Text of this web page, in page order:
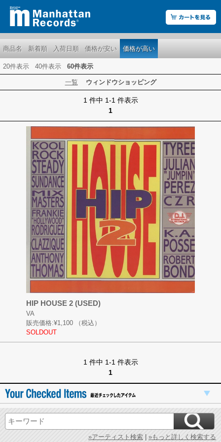
商品名 新着順 入荷日順 価格が安い 価格が高い
20件表示 40件表示 60件表示
一覧 ウィンドウショッピング
1 件中 1-1 件表示
1
HIP HOUSE 2 (USED)
VA
販売価格:¥1,100
（税込）
SOLDOUT
1 件中 1-1 件表示
1
»アーティスト検索 | »もっと詳しく検索する